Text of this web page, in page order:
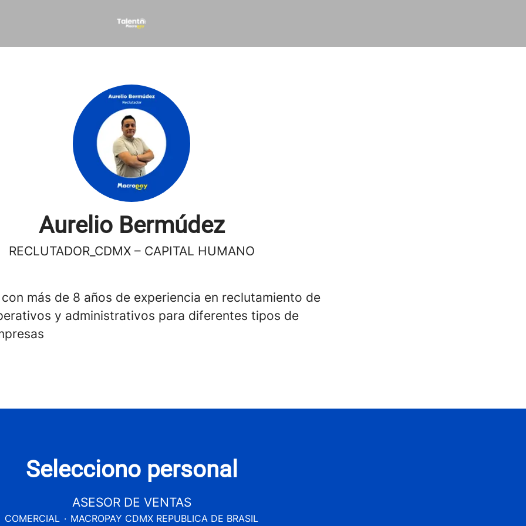
Aurelio Bermúdez
RECLUTADOR_CDMX – CAPITAL HUMANO
más de 8 años de experiencia en reclutamiento de
y administrativos para diferentes tipos de
Selecciono personal
ASESOR DE VENTAS
COMERCIAL · MACROPAY CDMX REPUBLICA DE BRASIL